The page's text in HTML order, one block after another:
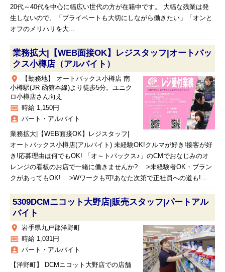
20代～40代を中心に幅広い世代の方が在籍中です。 大幅な残業は発
生しないので、「プライベートも大切にしながら働きたい」「オンと
オフのメリハリを大...
業務拡大|【WEB面接OK】レジスタッフ|オートバッ
クス小樽店（アルバイト）
place
【勤務地】 オートバックス小樽店 南
小樽駅(JR 函館本線)より徒歩5分。ユニク
ロ小樽店さん向え
money 時給 1,150円
assignment_ind パート・アルバイト
業務拡大|【WEB面接OK】レジスタッフ|
オートバックス小樽店(アルバイト) 未経験OK!クルマが好き!接客が好
き!応募理由は何でもOK! 「オ～トバックス♪」のCMでおなじみのオ
レンジの看板のお店で一緒に働きませんか? >未経験者OK・ブラン
クがあってもOK! >Wワークも可!あなた次第で正社員への道も!...
5309DCMニコット大野店|販売スタッフ|パートアル
バイト
place 岩手県九戸郡洋野町
money 時給 1,031円
assignment_ind パート・アルバイト
【洋野町】 DCMニコット大野店での店舗